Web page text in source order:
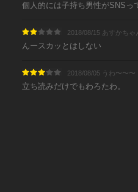
個人的には子持ち男性がSNS
2018/08/15 あすかちゃ
んースカッとはしない
2018/08/05 うわ〜〜〜
立ち読みだけでもわろたわ。